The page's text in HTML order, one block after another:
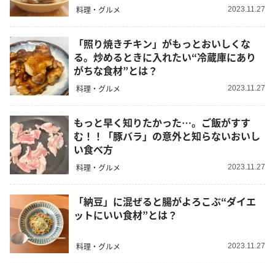
料理・グルメ 2023.11.27
「照り焼きチキン」がもっとおいしくな
る。炒めるときに入れたい“冷蔵庫にあり
がちな食材”とは？
料理・グルメ 2023.11.27
もっと早く知りたかった…。ご飯がすす
む！！「豚バラ」の意外と知らないおいし
い食べ方
料理・グルメ 2023.11.27
「納豆」に混ぜると腸がよろこぶ“ダイエ
ットにいい食材”とは？
料理・グルメ 2023.11.27